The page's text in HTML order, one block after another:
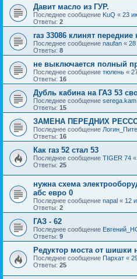
Давит масло из ГУР.
Последнее сообщение KuQ « 23
Ответы: 2
газ 33086 клинят
Последнее сообщение naufan « 28
Ответы: 8
не выключается полный
Последнее сообщение тюлень «
Ответы: 16
Дубль кабина на ГАЗ 53
Последнее сообщение serega.kam
Ответы: 15
ЗАМЕНА ПЕРЕДНИХ
Последнее сообщение
Ответы: 16
Как газ 52 стал 53
Последнее сообщение TIGER 74 «
Ответы: 25
нужна схема
абс евро 0
Последнее сообщение napal « 12
Ответы: 2
ГАЗ - 62
Последнее сообщение
Ответы: 9
Редуктор моста от шишки
Последнее сообщение Пархат «
Ответы: 25